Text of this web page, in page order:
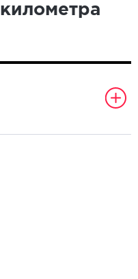
километра